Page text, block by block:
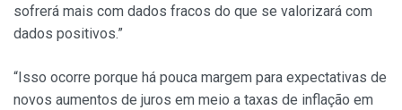
sofrerá mais com dados fracos do que se valorizará com
dados positivos.”
“Isso ocorre porque há pouca margem para expectativas de
novos aumentos de juros em meio a taxas de inflação em